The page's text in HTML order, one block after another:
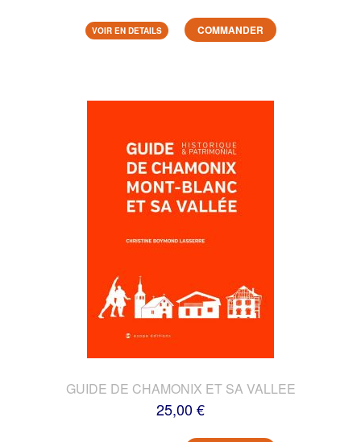
VOIR EN DETAILS COMMANDER
GUIDE DE CHAMONIX ET SA VALLEE
25,00 €